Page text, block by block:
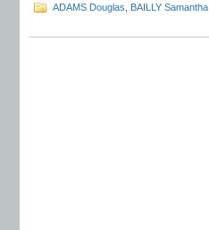
ADAMS Douglas BAILLY Samantha